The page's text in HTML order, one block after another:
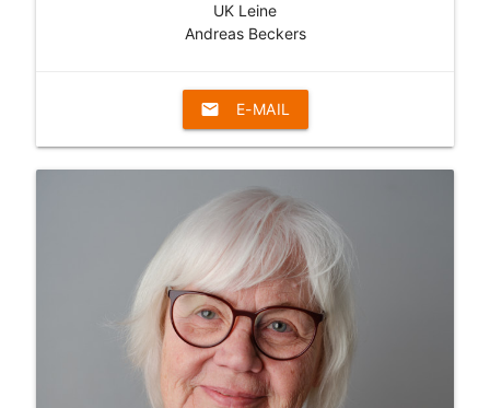
UK Leine
Andreas Beckers
email E-MAIL